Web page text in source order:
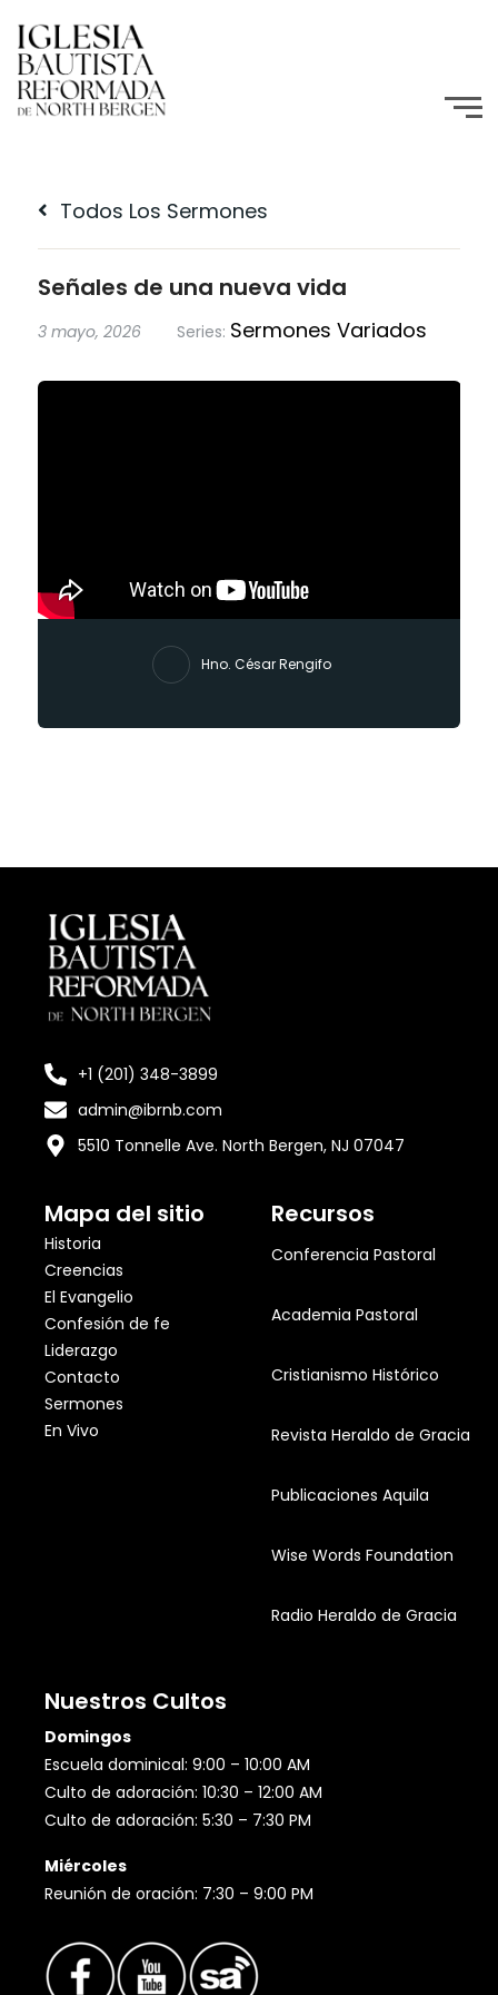
Todos Los Sermones
Señales de una nueva vida
3 mayo, 2026 Series: Sermones Variados
Hno. César Rengifo
+1 (201) 348-3899
admin@ibrnb.com
5510 Tonnelle Ave. North Bergen, NJ 07047
Mapa del sitio
Historia
Creencias
El Evangelio
Confesión de fe
Liderazgo
Contacto
Sermones
En Vivo
Recursos
Conferencia Pastoral
Academia Pastoral
Cristianismo Histórico
Revista Heraldo de Gracia
Publicaciones Aquila
Wise Words Foundation
Radio Heraldo de Gracia
Nuestros Cultos
Domingos
Escuela dominical: 9:00 – 10:00 AM
Culto de adoración: 10:30 – 12:00 AM
Culto de adoración: 5:30 – 7:30 PM
Miércoles
Reunión de oración: 7:30 – 9:00 PM